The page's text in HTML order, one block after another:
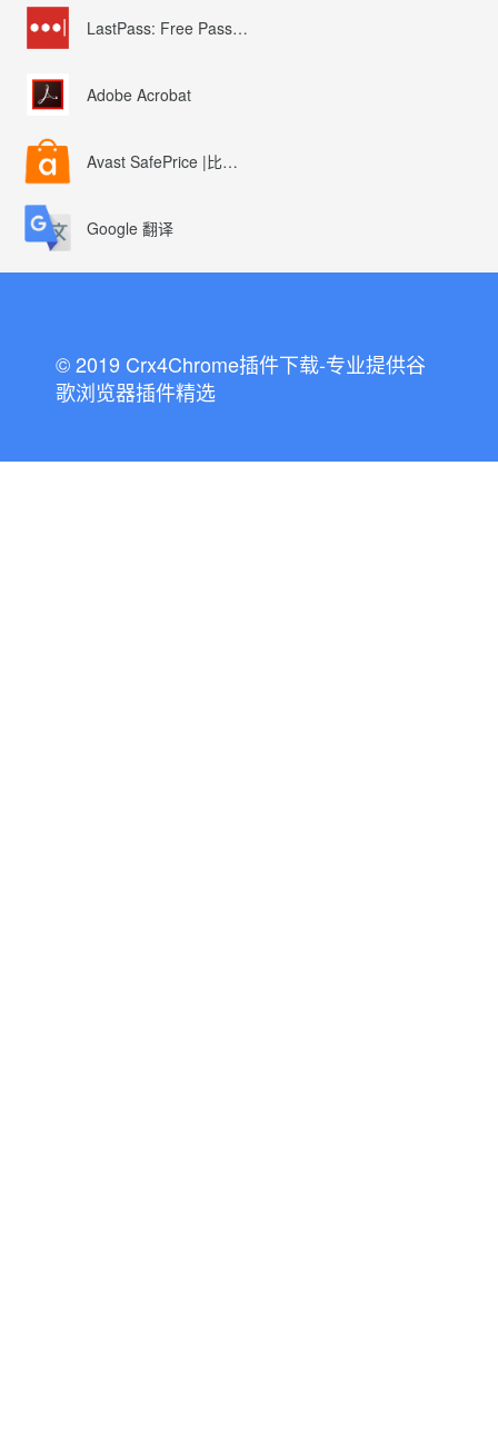
LastPass: Free Password Manager
Adobe Acrobat
Avast SafePrice |比较、交易、优惠券
Google 翻译
© 2019 Crx4Chrome插件下载-专业提供谷
歌浏览器插件精选